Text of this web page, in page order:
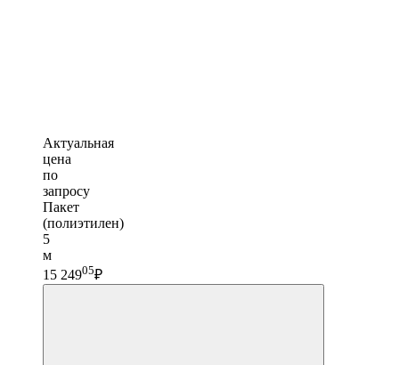
Актуальная
цена
по
запросу
Пакет
(полиэтилен)
5
м
15 24905₽